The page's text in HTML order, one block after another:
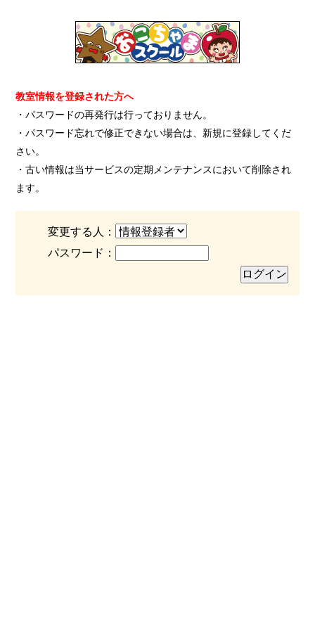
教室情報を登録された方へ
・パスワードの再発行は行っておりません。
・パスワード忘れで修正できない場合は、新規に登録してくだ
さい。
・古い情報は当サービスの定期メンテナンスにおいて削除され
ます。
変更する人：
パスワード：